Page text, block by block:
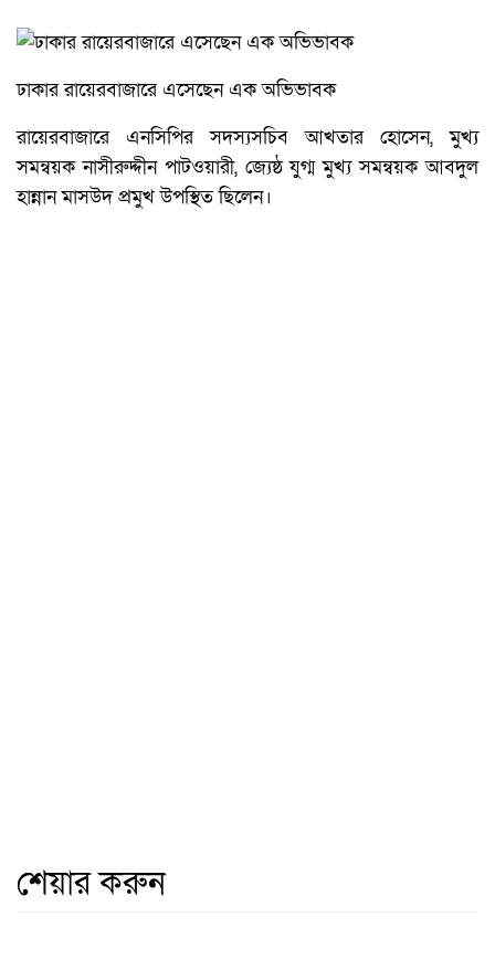
ঢাকার রায়েরবাজারে এসেছেন এক অভিভাবক
রায়েরবাজারে এনসিপির সদস্যসচিব আখতার হোসেন, মুখ্য
সমন্বয়ক নাসীরুদ্দীন পাটওয়ারী, জ্যেষ্ঠ যুগ্ম মুখ্য সমন্বয়ক আবদুল
হান্নান মাসউদ প্রমুখ উপস্থিত ছিলেন।
শেয়ার করুন